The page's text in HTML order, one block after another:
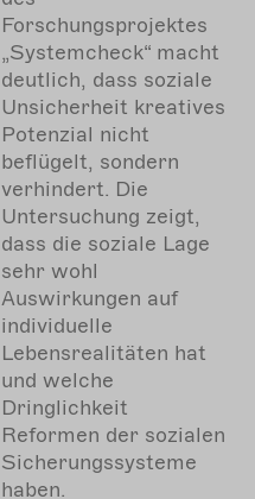
Forschungsprojektes
„Systemcheck“ macht
deutlich, dass soziale
Unsicherheit kreatives
Potenzial nicht
beflügelt, sondern
verhindert. Die
Untersuchung zeigt,
dass die soziale Lage
sehr wohl
Auswirkungen auf
individuelle
Lebensrealitäten hat
und welche
Dringlichkeit
Reformen der sozialen
Sicherungssysteme
haben.